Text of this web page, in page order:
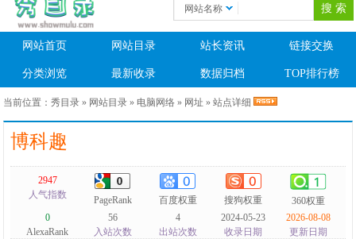
网站名称
网站首页 网站目录 站长资讯 链接交换
分类浏览 最新收录 数据归档 TOP排行榜
当前位置：秀目录 » 网站目录 » 电脑网络 » 网址 » 站点详细
博科趣
2947
人气指数
PageRank 百度权重 搜狗权重
360权重
0
AlexaRank
56
入站次数
4
出站次数
2024-05-23
收录日期
2026-08-08
更新日期